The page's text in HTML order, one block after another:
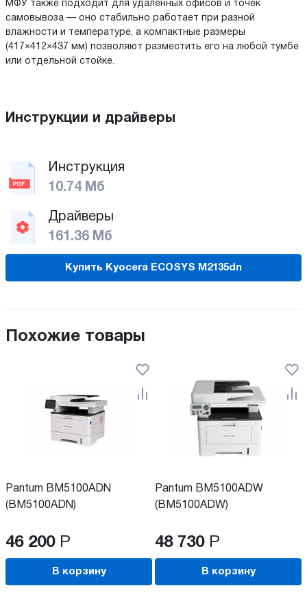
МФУ также подходит для удаленных офисов и точек
самовывоза — оно стабильно работает при разной
влажности и температуре, а компактные размеры
(417×412×437 мм) позволяют разместить его на любой тумбе
или отдельной стойке.
Инструкции и драйверы
Инструкция
10.74 Мб
Драйверы
161.36 Мб
Купить Kyocera ECOSYS M2135dn
Похожие товары
Pantum BM5100ADN
(BM5100ADN)
46 200 Р
В корзину
Pantum BM5100ADW
(BM5100ADW)
48 730 Р
В корзину